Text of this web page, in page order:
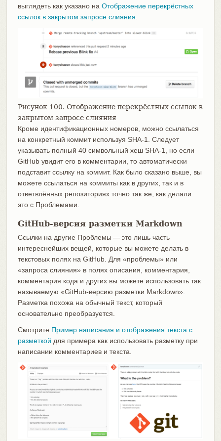
выглядеть как указано на Отображение перекрёстных
ссылок в закрытом запросе слияния.
Рисунок 100. Отображение перекрёстных ссылок в
закрытом запросе слияния
Кроме идентификационных номеров, можно ссылаться
на конкретный коммит используя SHA-1. Следует
указывать полный 40 символьный хеш SHA-1, но если
GitHub увидит его в комментарии, то автоматически
подставит ссылку на коммит. Как было сказано выше, вы
можете ссылаться на коммиты как в других, так и в
ответвлённых репозиториях точно так же, как делали
это с Проблемами.
GitHub-версия разметки Markdown
Ссылки на другие Проблемы — это лишь часть
интереснейших вещей, которые вы можете делать в
текстовых полях на GitHub. Для «проблемы» или
«запроса слияния» в полях описания, комментария,
комментария кода и других вы можете использовать так
называемую «GitHub-версию разметки Markdown».
Разметка похожа на обычный текст, который
основательно преобразуется.
Смотрите Пример написания и отображения текста с
разметкой для примера как использовать разметку при
написании комментариев и текста.